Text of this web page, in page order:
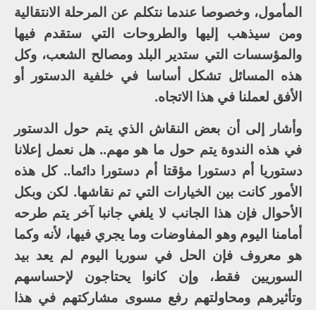
المأمول، وخصوصا عندما نتكلم عن المرحلة الانتقالية
ومن سيذهب إليها والطروحات التي ستقدم فيها
والمؤسسات التي ستدير البلد ومصالح الشعب، وكل
هذه المسائل تشكل أساسا في خلفية الدستور أو
الأفق لعملنا في هذا الاتجاه.
وأشار إلى أن بعض النقاش الذي يتم حول الدستور
في هذه الندوة يتم حول ما هو مهم.. هل نعمل إعلانا
دستوريا أم دستورا مؤقتا أم دستورا دائما.. كل هذه
الأمور كانت بين الخيارات التي تم نقاشها. لكن وبكل
الأحوال فإن هذا الجانب لا يلغي جانبا آخر يتم طرحه
أمامنا اليوم وهو المفاوضات وما يجري فيها، لأنه وكما
هو معروف فإن الحل في سوريا اليوم لم يعد بيد
السوريين فقط، وإن كانوا يحتاجون لإحساسهم
وتأثيرهم ومحاولتهم رفع مسوى مشاركتهم في هذا